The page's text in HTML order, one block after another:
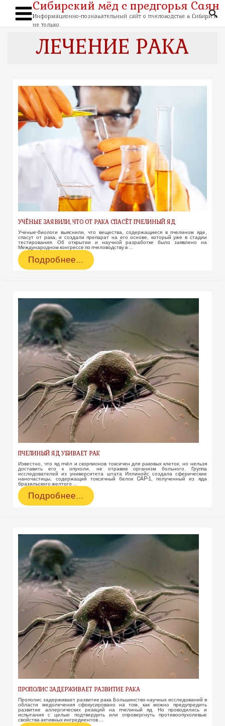
содержимому
Main
Сибирский мёд с предгорья Саян
Информационно-познавательный сайт о пчеловодстве в Сибири и
не только
ЛЕЧЕНИЕ РАКА
УЧЁНЫЕ ЗАЯВИЛИ, ЧТО ОТ РАКА СПАСЁТ ПЧЕЛИНЫЙ ЯД
Ученые-биологи выяснили, что вещества, содержащиеся в пчелином яде,
спасут от рака, и создали препарат на его основе, который уже в стадии
тестирования. Об открытии и научной разработке было заявлено на
Международном конгрессе по пчеловодству в …
Учёные
заявили,
спасёт
пчелиный
яд
Подробнее…
ПЧЕЛИНЫЙ ЯД УБИВАЕТ РАК
Известно, что яд пчёл и скорпионов токсичен для раковых клеток, но нельзя
доставить его к опухоли, не отравив организм больного. Группа
исследователей из университета штата Иллинойс создала сферические
наночастицы, содержащий токсичный белок CAP-1, полученный из яда
бразильского желтого …
Пчелиный
яд
Подробнее…
ПРОПОЛИС ЗАДЕРЖИВАЕТ РАЗВИТИЕ РАКА
Прополис задерживает развитие рака Большинство научных исследований в
области медолечения сфокусировано на том, как можно предупредить
развитие аллергических реакций на пчелиный яд. Но проводились и
испытания с целью подтвердить или опровергнуть противоопухолевые
свойства активных ингредиентов …